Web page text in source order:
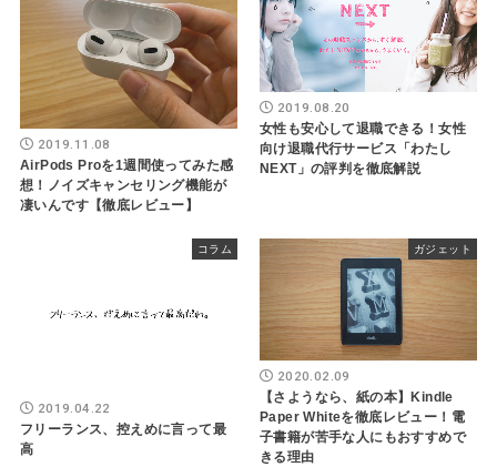
2019.11.08
AirPods Proを1週間使ってみた感
想！ノイズキャンセリング機能が
凄いんです【徹底レビュー】
2019.08.20
女性も安心して退職できる！女性
向け退職代行サービス「わたし
NEXT」の評判を徹底解説
コラム
2019.04.22
フリーランス、控えめに言って最
高
ガジェット
2020.02.09
【さようなら、紙の本】Kindle
Paper Whiteを徹底レビュー！電
子書籍が苦手な人にもおすすめで
きる理由